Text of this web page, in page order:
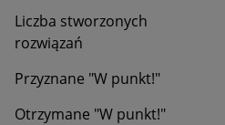
Liczba stworzonych
rozwiązań
Przyznane "W punkt!"
Otrzymane "W punkt!"